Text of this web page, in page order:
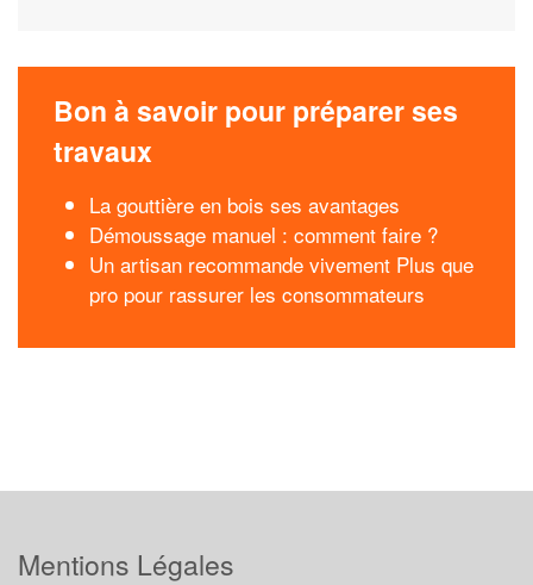
Bon à savoir pour préparer ses
travaux
La gouttière en bois ses avantages
Démoussage manuel : comment faire ?
Un artisan recommande vivement Plus que
pro pour rassurer les consommateurs
Mentions Légales